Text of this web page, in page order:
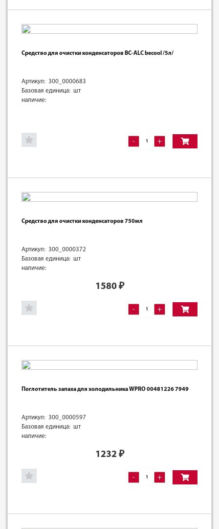
Средство для очистки конденсаторов BC-ALC becool /5л/
Артикул: 300_0000683
Базовая единица: шт
наличие:
- +
Средство для очистки конденсаторов 750мл
Артикул: 300_0000372
Базовая единица: шт
наличие:
1580₽
- +
Поглотитель запаха для холодильника WPRO 00481226 7949
Артикул: 300_0000597
Базовая единица: шт
наличие:
1232 ₽
- +